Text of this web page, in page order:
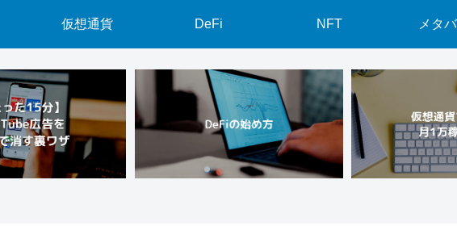
仮想通貨 DeFi NFT メタ